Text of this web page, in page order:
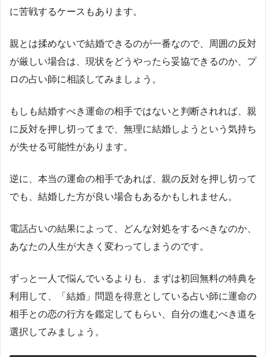
に苦戦するケースもあります。
親とは揉めないで結婚できるのが一番なので、周囲の反対
が厳しい場合は、現状をどうやったら妥協できるのか、プ
ロの占い師に相談してみましょう。
もしも結婚すべき運命の相手ではないと判断されれば、親
に反対を押し切ってまで、無理に結婚しようという気持ち
が失せる可能性があります。
逆に、本当の運命の相手であれば、親の反対を押し切って
でも、結婚した方が良い場合もあるかもしれません。
電話占いの結果によって、どんな対処をするべきなのか、
あなたの人生が大きく変わってしまうのです。
ずっと一人で悩んでいるよりも、まずは初回無料の特典を
利用して、「結婚」問題を得意としている占い師に運命の
相手との恋の行方を鑑定してもらい、自分の進むべき道を
選択してみましょう。